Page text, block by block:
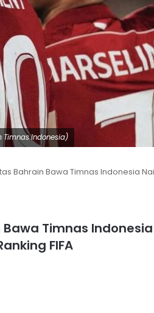
Timnas Indonesia)
Bahrain Bawa Timnas Indonesia
Timnas
FIFA